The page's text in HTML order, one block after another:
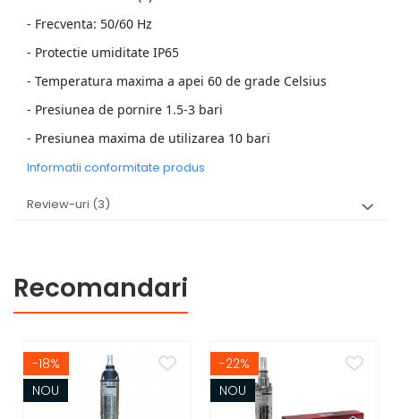
- Frecventa: 50/60 Hz
- Protectie umiditate IP65
- Temperatura maxima a apei 60 de grade Celsius
- Presiunea de pornire 1.5-3 bari
- Presiunea maxima de utilizarea 10 bari
Informatii conformitate produs
Review-uri (3)
Recomandari
-18%
NOU
-22%
NOU